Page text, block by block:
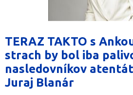
TERAZ TAKTO s
strach by bol iba
nasledovníkov
Juraj Blanár